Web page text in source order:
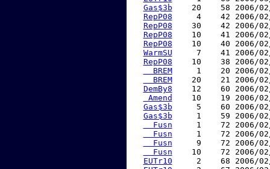
Gas$3b
20    58 2006/
RepP08
4    42 2006/
RepP08
30    42 2006/
RepP08
10    41 2006/
RepP08
10    40 2006/
WarmSU
7    41 2006/
RepP08
10    38 2006/
  BREM
1    20 2006/
  BREM
20    21 2006/
DemBy8
12    60 2006/
Amend
10    19 2006/
Gas$3b
5    60 2006/
Gas$3b
1    59 2006/
  Fusn
1    72 2006/
  Fusn
1    72 2006/
  Fusn
9    72 2006/
  Fusn
10    72 2006/
EUTr10
2    68 2006/